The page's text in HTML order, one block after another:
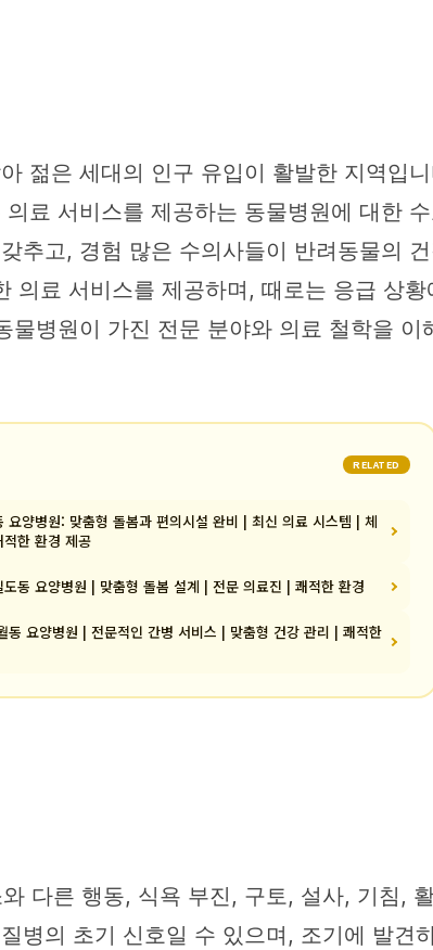
젊은 세대의 인구 유입이 활발한 지역입
료 서비스를 제공하는 동물병원에 대한
추고, 경험 많은 수의사들이 반려동물의
료 서비스를 제공하며, 때로는 응급 상
병원이 가진 전문 분야와 의료 철학을
RELATED
요양병원: 맞춤형 돌봄과 편의시설 완비 | 최신 의료 시스템 | 체
한 환경 제공
동 요양병원 | 맞춤형 돌봄 설계 | 전문 의료진 | 쾌적한 환경
동 요양병원 | 전문적인 간병 서비스 | 맞춤형 건강 관리 | 쾌적한
다른 행동, 식욕 부진, 구토, 설사, 기침,
병의 초기 신호일 수 있으며, 조기에 발견